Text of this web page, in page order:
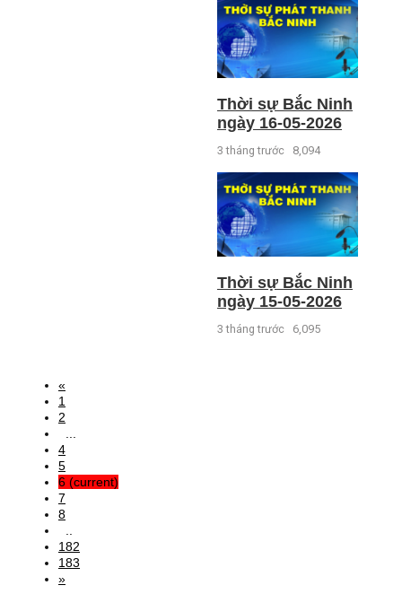
Thời sự Bắc Ninh
ngày 16-05-2026
3 tháng trước 8,094
Thời sự Bắc Ninh
ngày 15-05-2026
3 tháng trước 6,095
«
1
2
4
5
6 (current)
7
8
182
183
»